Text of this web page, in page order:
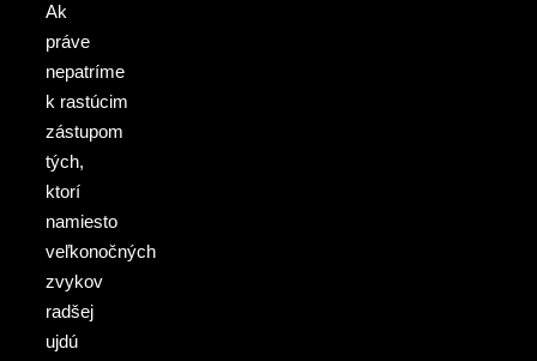
Ak
práve
nepatríme
k rastúcim
zástupom
tých,
ktorí
namiesto
veľkonočných
zvykov
radšej
ujdú